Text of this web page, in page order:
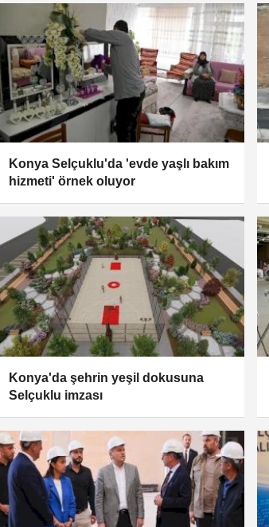
Konya Selçuklu'da 'evde yaşlı bakım
hizmeti' örnek oluyor
Konya'da şehrin yeşil dokusuna
Selçuklu imzası